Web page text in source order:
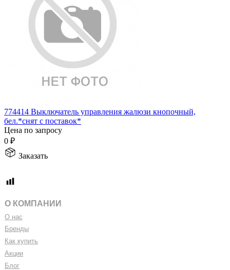
774414 Выключатель управления жалюзи кнопочный,
бел.*снят с поставок*
Цена по запросу
0 ₽
Заказать
О КОМПАНИИ
О нас
Бренды
Как купить
Акции
Блог